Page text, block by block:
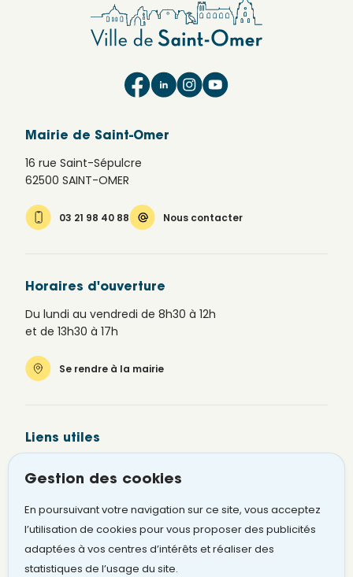
Vous
ne
souhaitez
plus
recevoir
infos
flash
de
la
Ville
Saint-
Omer
?
Renseignez
numéro
de
mobile
ci-
dessous
et
desinscription
Bonjour,
Nous
avons
réceptionné
demande
sera
traitée
dans
les
délais.
Mairie de Saint-Omer
16 rue Saint-Sépulcre
62500 SAINT-OMER
03 21 98 40 88 Nous contacter
Horaires d'ouverture
Du lundi au vendredi de 8h30 à 12h
et de 13h30 à 17h
Se rendre à la mairie
Liens utiles
Signaler un problème
Gestion des cookies
En poursuivant votre navigation sur ce site, vous acceptez
l’utilisation de cookies pour vous proposer des publicités
adaptées à vos centres d’intérêts et réaliser des
statistiques de l’usage du site.